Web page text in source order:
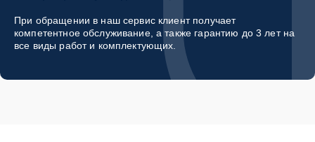
При обращении в наш сервис клиент получает
компетентное обслуживание, а также гарантию до 3 лет на
все виды работ и комплектующих.